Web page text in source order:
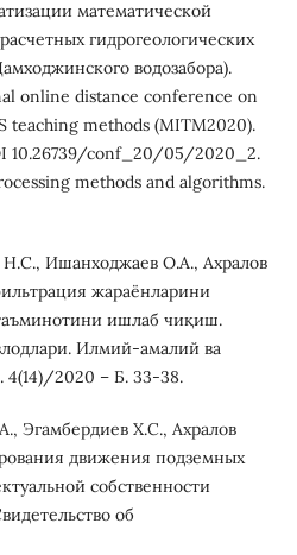
математической
гидрогеологических
водозабора).
online distance conference on
teaching methods (MITM2020).
10.26739/conf_20/05/2020_2.
methods and algorithms.
Ишанходжаев О.А., Ахралов
жараёнларини
ишлаб чиқиш.
Илмий-амалий ва
4(14)/2020 – Б. 33-38.
Эгамбердиев Х.С., Ахралов
движения подземных
собственности
об